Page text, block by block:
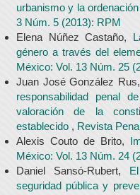
urbanismo y la
3 Núm. 5 (2013): RPM
Elena Núñez Castaño,
género a través del
México: Vol. 13 Núm. 25
Juan José González Rus,
responsabilidad penal
valoración de la
establecido , Revista
Alexis Couto de Brito,
México: Vol. 13 Núm. 24
Daniel Sansó-Rubert,
seguridad pública y